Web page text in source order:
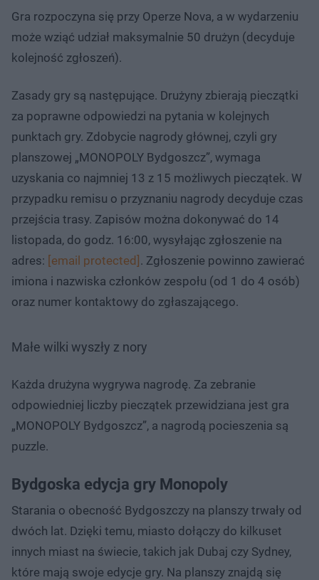
Gra rozpoczyna się przy Operze Nova, a w wydarzeniu
może wziąć udział maksymalnie 50 drużyn (decyduje
kolejność zgłoszeń).
Zasady gry są następujące. Drużyny zbierają pieczątki
za poprawne odpowiedzi na pytania w kolejnych
punktach gry. Zdobycie nagrody głównej, czyli gry
planszowej „MONOPOLY Bydgoszcz”, wymaga
uzyskania co najmniej 13 z 15 możliwych pieczątek. W
przypadku remisu o przyznaniu nagrody decyduje czas
przejścia trasy. Zapisów można dokonywać do 14
listopada, do godz. 16:00, wysyłając zgłoszenie na
adres: [email protected] . Zgłoszenie powinno zawierać
imiona i nazwiska członków zespołu (od 1 do 4 osób)
oraz numer kontaktowy do zgłaszającego.
Małe wilki wyszły z nory
Każda drużyna wygrywa nagrodę. Za zebranie
odpowiedniej liczby pieczątek przewidziana jest gra
„MONOPOLY Bydgoszcz”, a nagrodą pocieszenia są
puzzle.
Bydgoska edycja gry Monopoly
Starania o obecność Bydgoszczy na planszy trwały od
dwóch lat. Dzięki temu, miasto dołączy do kilkuset
innych miast na świecie, takich jak Dubaj czy Sydney,
które mają swoje edycje gry. Na planszy znajdą się